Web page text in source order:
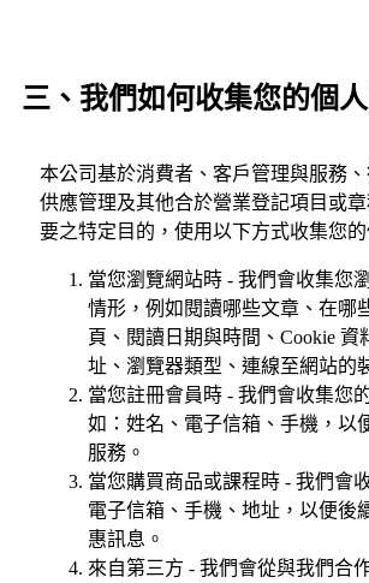
三、我們如何收集您的個
本公司基於消費者、客戶管理與服務
供應管理及其他合於營業登記項目或
要之特定目的，使用以下方式收集您的
當您瀏覽網站時 - 我們會收集您
情形，例如閱讀哪些文章、在哪
頁、閱讀日期與時間、Cookie 資
址、瀏覽器類型、連線至網站的
當您註冊會員時 - 我們會收集您
如：姓名、電子信箱、手機，以
服務。
當您購買商品或課程時 - 我們會
電子信箱、手機、地址，以便後
惠訊息。
來自第三方 - 我們會從與我們合